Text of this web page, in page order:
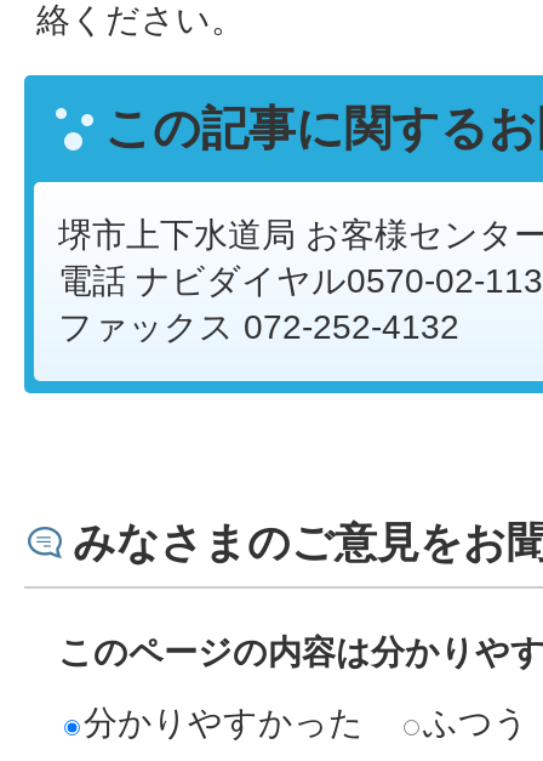
絡ください。
この記事に関する
堺市上下水道局 お客様センタ
電話 ナビダイヤル0570-02-
ファックス 072-252-4132
みなさまのご意見をお
このページの内容は分かりや
分かりやすかった
ふつう